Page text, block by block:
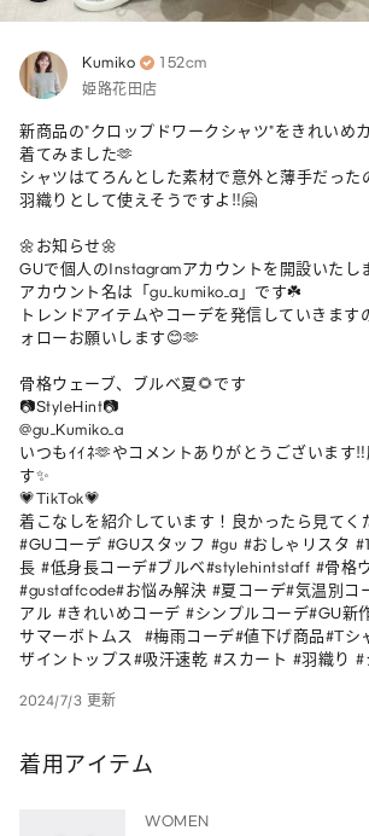
Kumiko 152cm
姫路花田店
新商品の"クロップドワークシャツ"をきれいめ
着てみました🫶
シャツはてろんとした素材で意外と薄手だった
羽織りとして使えそうですよ‼︎🤗
🌼お知らせ🌼
GUで個人のInstagramアカウントを開設いたし
アカウント名は「gu_kumiko_a」です☘️
トレンドアイテムやコーデを発信していきます
ォローお願いします😊🫶
骨格ウェーブ、ブルベ夏🌻です
📷StyleHint📷
@gu_Kumiko_a
いつもｲｲﾈ🫶やコメントありがとうございます
す✨
💗TikTok💗
着こなしを紹介しています！良かったら見てく
#GUコーデ #GUスタッフ #gu #おしゃリスタ
長 #低身長コーデ#ブルベ#stylehintstaff #骨格
#gustaffcode#お悩み解決 #夏コーデ#気温別コ
アル #きれいめコーデ #シンプルコーデ#GU新
サマーボトムス  #梅雨コーデ#値下げ商品#Tシ
ザイントップス#吸汗速乾 #スカート #羽織り #
2024/7/3 更新
着用アイテム
WOMEN